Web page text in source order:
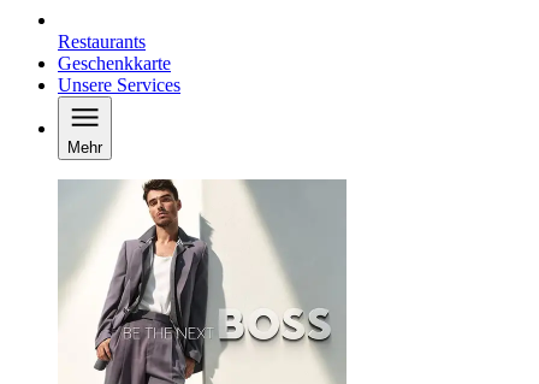
Restaurants
Geschenkkarte
Unsere Services
Mehr